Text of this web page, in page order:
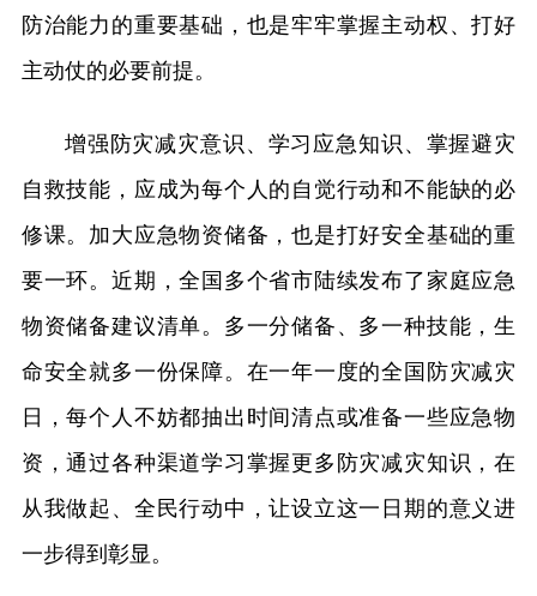
防治能力的重要基础，也是牢牢掌握主动权、打好
主动仗的必要前提。
增强防灾减灾意识、学习应急知识、掌握避灾
自救技能，应成为每个人的自觉行动和不能缺的必
修课。加大应急物资储备，也是打好安全基础的重
要一环。近期，全国多个省市陆续发布了家庭应急
物资储备建议清单。多一分储备、多一种技能，生
命安全就多一份保障。在一年一度的全国防灾减灾
日，每个人不妨都抽出时间清点或准备一些应急物
资，通过各种渠道学习掌握更多防灾减灾知识，在
从我做起、全民行动中，让设立这一日期的意义进
一步得到彰显。